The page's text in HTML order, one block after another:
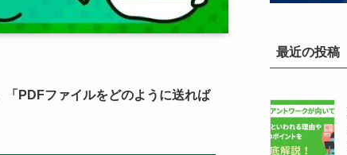
「PDFファイルをどのように送れば
最近の投稿